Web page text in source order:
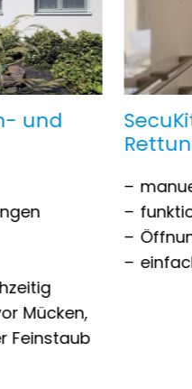
und
Mücken,
Feinstaub